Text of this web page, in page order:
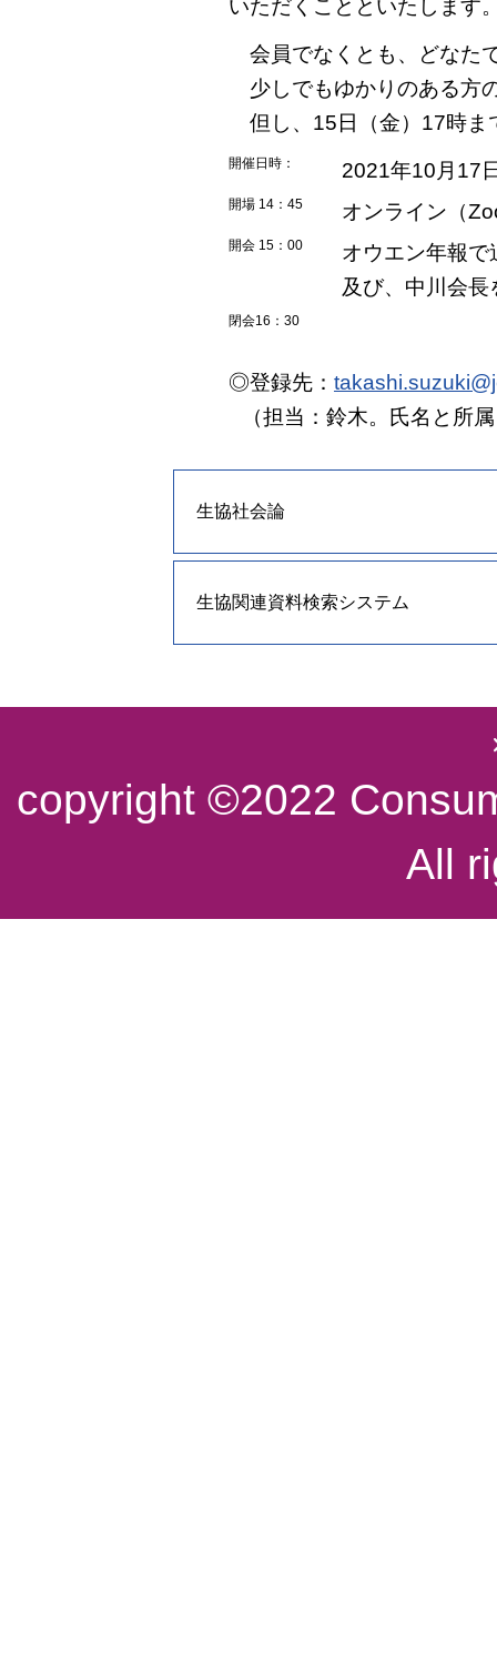
いただくことといたします
会員でなくとも、どなた
少しでもゆかりのある方
但し、15日（金）17時ま
開催日時： 2021年10月17
開場 14：45 オンライン（
開会 15：00
オウエン年報
及び、中川会
閉会16：30
◎登録先：
（担当：鈴木。氏名と所
生協社会論
生協関連資料検索システム
copyright ©2022
All